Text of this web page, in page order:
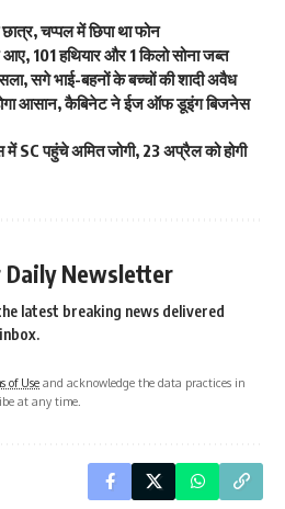
छात्र, चप्पल में छिपा था फोन
101 हथियार और 1 किलो सोना जब्त
सगे भाई-बहनों के बच्चों की शादी अवैध
होगा आसान, कैबिनेट ने ईज ऑफ डूइंग बिजनेस
में SC पहुंचे अमित जोगी, 23 अप्रैल को होगी
Daily Newsletter
latest breaking news delivered
of Use and acknowledge the data practices in
at any time.